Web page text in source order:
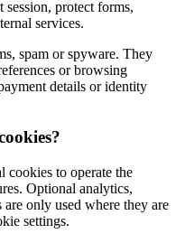
session, protect forms,
services.
spam or spyware. They
or browsing
details or identity
cookies to operate the
Optional analytics,
only used where they are
settings.